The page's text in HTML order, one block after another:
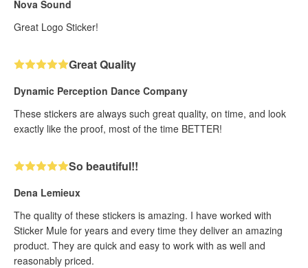
Nova Sound
Great Logo Sticker!
Great Quality
Dynamic Perception Dance Company
These stickers are always such great quality, on time, and look
exactly like the proof, most of the time BETTER!
So beautiful!!
Dena Lemieux
The quality of these stickers is amazing. I have worked with
Sticker Mule for years and every time they deliver an amazing
product. They are quick and easy to work with as well and
reasonably priced.